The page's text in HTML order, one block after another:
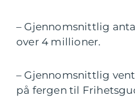
– Gjennomsnittlig
over 4 millioner.
– Gjennomsnittlig
på fergen til